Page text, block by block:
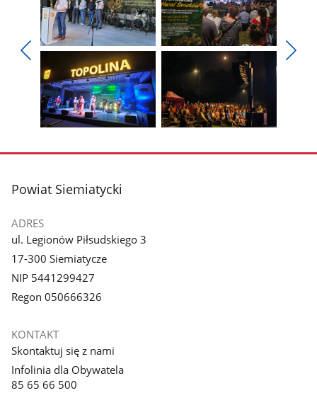
Pokaż
poprzednie
zdjęcia
Pokaż
zdjęcie
1
z
galerii.
Pokaż
zdjęcie
z
galerii.
zdjęcie
galerii.
zdjęcie
stopka
Powiat Siemiatycki
ADRES
ul. Legionów Piłsudskiego 3
17-300 Siemiatycze
NIP 5441299427
Regon 050666326
KONTAKT
Skontaktuj się z nami
Infolinia dla Obywatela
85 65 66 500